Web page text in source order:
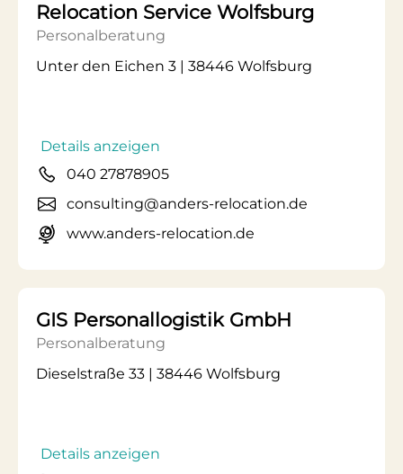
Relocation Service Wolfsburg
Personalberatung
Unter den Eichen 3 | 38446 Wolfsburg
Details anzeigen
040 27878905
consulting@anders-relocation.de
www.anders-relocation.de
GIS Personallogistik GmbH
Personalberatung
Dieselstraße 33 | 38446 Wolfsburg
Details anzeigen